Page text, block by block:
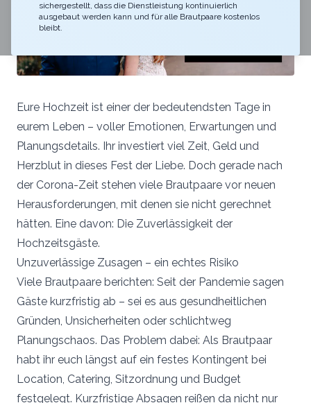
Eure Hochzeit ist einer der bedeutendsten Tage in
eurem Leben – voller Emotionen, Erwartungen und
Planungsdetails. Ihr investiert viel Zeit, Geld und
Herzblut in dieses Fest der Liebe. Doch gerade nach
der Corona-Zeit stehen viele Brautpaare vor neuen
Herausforderungen, mit denen sie nicht gerechnet
hätten. Eine davon: Die Zuverlässigkeit der
Hochzeitsgäste.
Unzuverlässige Zusagen – ein echtes Risiko
Viele Brautpaare berichten: Seit der Pandemie sagen
Gäste kurzfristig ab – sei es aus gesundheitlichen
Gründen, Unsicherheiten oder schlichtweg
Planungschaos. Das Problem dabei: Als Brautpaar
habt ihr euch längst auf ein festes Kontingent bei
Location, Catering, Sitzordnung und Budget
festgelegt. Kurzfristige Absagen reißen da nicht nur
sichergestellt, dass die Dienstleistung kontinuierlich
ausgebaut werden kann und für alle Brautpaare kostenlos
bleibt.